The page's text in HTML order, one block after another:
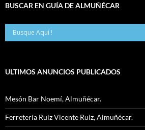
BUSCAR EN GUÍA DE ALMUÑÉCAR
ULTIMOS ANUNCIOS PUBLICADOS
Mesón Bar Noemí, Almuñécar.
Ferretería Ruiz Vicente Ruiz, Almuñécar.